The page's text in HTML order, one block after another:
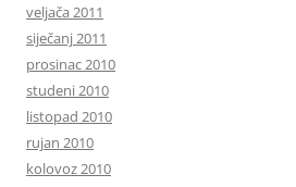
veljača 2011
siječanj 2011
prosinac 2010
studeni 2010
listopad 2010
rujan 2010
kolovoz 2010